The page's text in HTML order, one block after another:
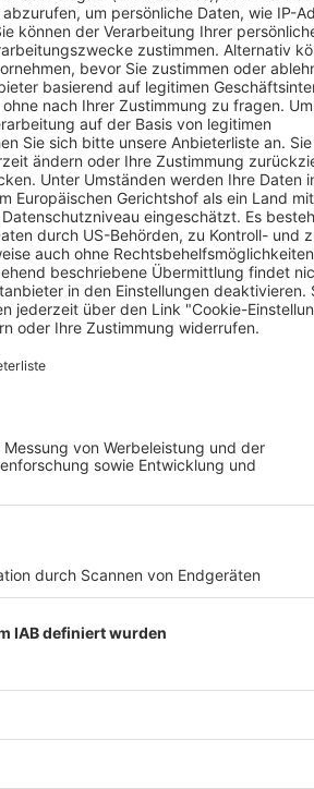
beobachte ich eine große
habe daher „einen kreativen Diskurs
habe ich eine Arbeitsgruppe ins
für ein friedlicheres
freiburg.de)
nennt Schult als mögliche
verändern, die der Bewerberin wichtig
gemacht, wenn es darum geht,
Jeder Antrag im Gemeinderat
geht. Vor allem Mütter sollten
Rathaus setzen und sie gemeinsam
Entspannung und Frieden für alle in
mit den Fraktionen im Rathaus
Menschen, die auch Amtsinhaber
als „Communitybuildung“ und trete
Partei werden könne. Die Leute sollen
gehen“, sagt Schult. Wenn
nicht“.